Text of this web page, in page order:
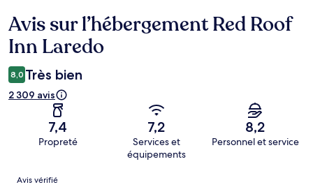
Avis
Avis sur l’hébergement Red Roof
Inn Laredo
8,0 Très bien
2 309 avis
7,4
Propreté
7,2
Services et
équipements
8,2
Personnel et service
Avis
Avis vérifié